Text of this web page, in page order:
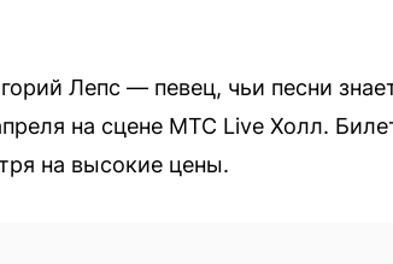
Лепс — певец, чьи песни
на сцене МТС Live Холл.
на высокие цены.